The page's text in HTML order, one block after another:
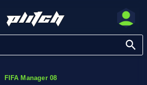
FIFA Manager 08